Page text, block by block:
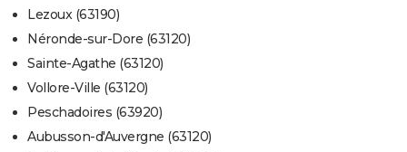
Lezoux (63190)
Néronde-sur-Dore (63120)
Sainte-Agathe (63120)
Vollore-Ville (63120)
Peschadoires (63920)
Aubusson-d'Auvergne (63120)